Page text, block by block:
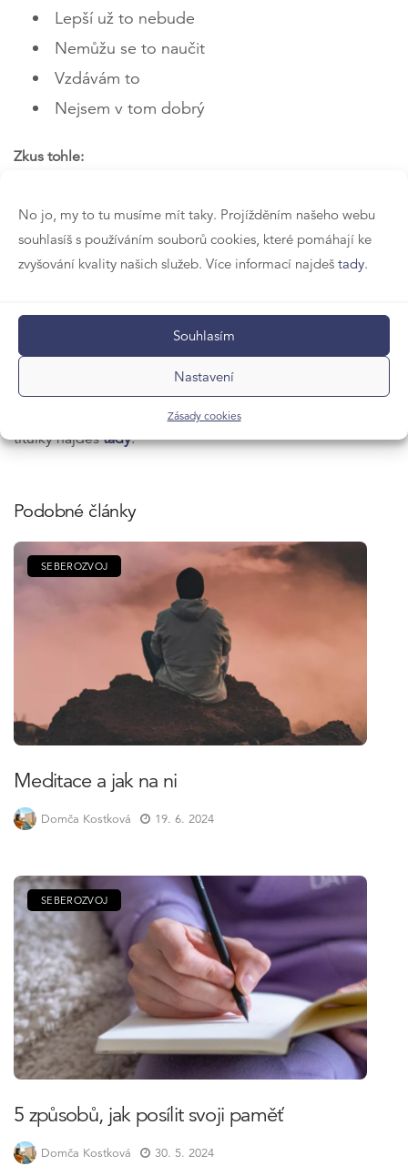
No jo, my to tu musíme mít taky. Projížděním našeho webu
souhlasíš s používáním souborů cookies, které pomáhají ke
zvyšování kvality našich služeb. Více informací najdeš tady.
Souhlasím
Nastavení
Zásady cookies
Lepší už to nebude
Nemůžu se to naučit
Vzdávám to
Nejsem v tom dobrý
Zkus tohle:
Zvládnu to
Je v pořádku selhat
Pokud tě tohle téma zajímá víc do hloubky, doporučujeme
knihu Nastavení mysliod Carol Dweck. Nebo si najdi její
Ted talk na Youtube. Krátkou přednášku C. Dweck i s cz
titulky najdeštady.
Podobné články
SEBEROZVOJ
Meditace a jak na ni
Domča Kostková 19. 6. 2024
SEBEROZVOJ
5 způsobů, jak posílit svoji paměť
Domča Kostková 30. 5. 2024